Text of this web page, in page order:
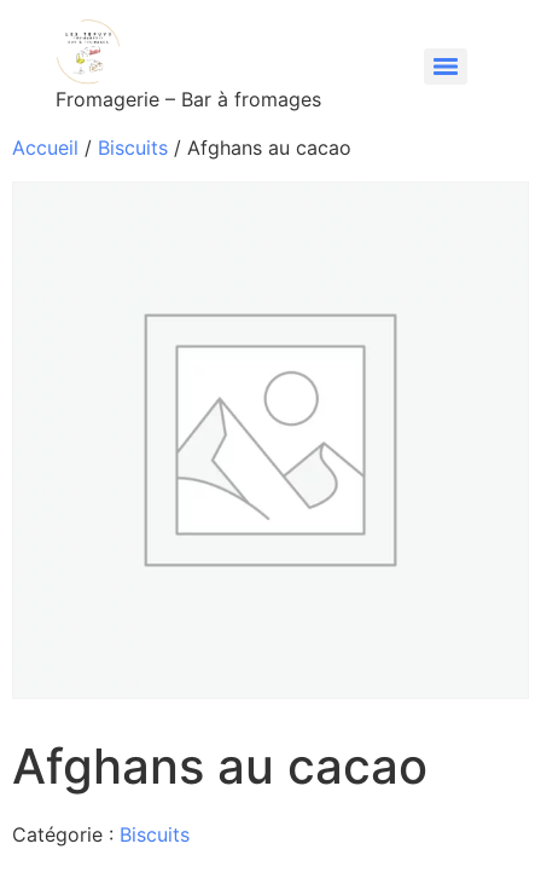
Fromagerie – Bar à fromages
Accueil / Biscuits / Afghans au cacao
Afghans au cacao
Catégorie : Biscuits